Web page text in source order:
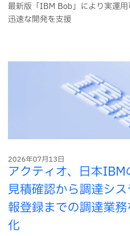
最新版「IBM Bob」により実運
迅速な開発を支援
2026年07月13日
アクティオ、日本IBM
見積確認から調達シ
報登録までの調達業
化